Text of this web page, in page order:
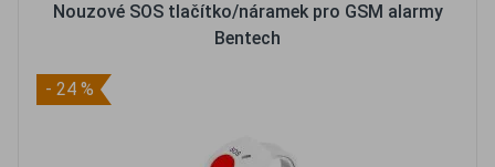
Nouzové SOS tlačítko/náramek pro GSM alarmy
Bentech
- 24 %